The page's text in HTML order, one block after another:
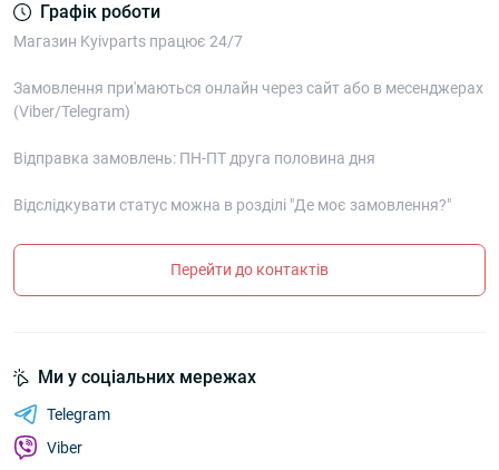
Графік роботи
Магазин Kyivparts працює 24/7
Замовлення при'маються онлайн через сайт або в месенджерах
(Viber/Telegram)
Відправка замовлень: ПН-ПТ друга половина дня
Відслідкувати статус можна в розділі "Де моє замовлення?"
Перейти до контактів
Ми у соціальних мережах
Telegram
Viber